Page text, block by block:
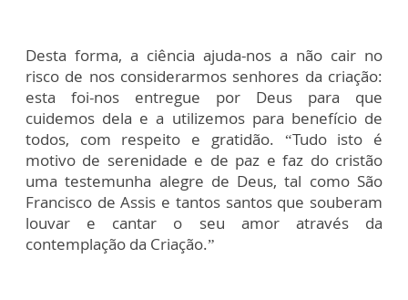
Desta forma, a ciência ajuda-nos a não cair no
risco de nos considerarmos senhores da criação:
esta foi-nos entregue por Deus para que
cuidemos dela e a utilizemos para benefício de
todos, com respeito e gratidão. “Tudo isto é
motivo de serenidade e de paz e faz do cristão
uma testemunha alegre de Deus, tal como São
Francisco de Assis e tantos santos que souberam
louvar e cantar o seu amor através da
contemplação da Criação.”